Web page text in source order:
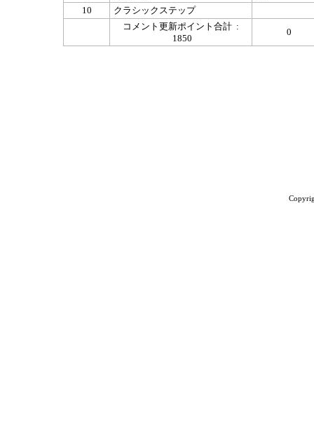
10
クラシックステップ
コメント更新ポイント合計 :
1850
0